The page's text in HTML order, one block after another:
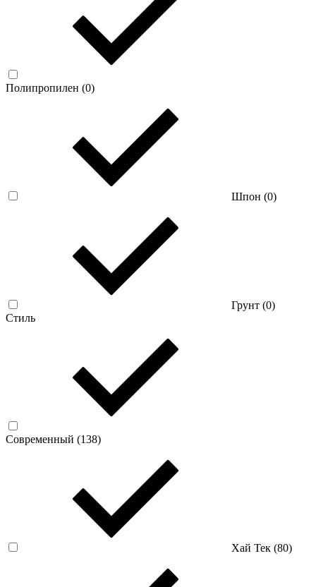
Полипропилен (0)
Шпон (0)
Грунт (0)
Стиль
Современный (138)
Хай Тек (80)